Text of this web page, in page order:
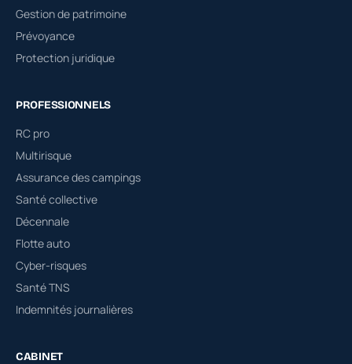
Gestion de patrimoine
Prévoyance
Protection juridique
PROFESSIONNELS
RC pro
Multirisque
Assurance des campings
Santé collective
Décennale
Flotte auto
Cyber-risques
Santé TNS
Indemnités journalières
CABINET